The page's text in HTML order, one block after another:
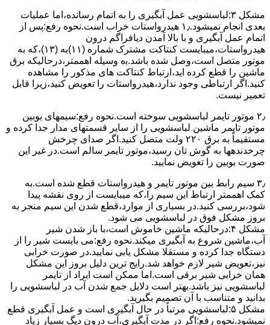
مشکل ۳:لباسشویی ﻋﻤﻞ آﺑﮕﯿﺮی را ﺑﻪ اﺗﻤﺎم رﺳﺎﻧﺪه،اﻣﺎ ﻋﻤﻠﯿﺎت
ﺑﻌﺪی اﻧﺠﺎم نمیشود.۱٫ ﻫﯿﺪرواﺳﺘﺎت ﺧﺮاب اﺳﺖ.نحوه رﻓﻊ:ﭘﺲ از
اﺗﻤﺎم عمل آﺑﮕﯿﺮی و ﺑﺎ ﺑﺎﻻ آﻣﺪن دﯾﺎﻓﺮاﮔﻢ درون
ﻫﯿﺪرواﺳﺘﺎت،میبایست ﮐﻨﺘﺎﮐﺖ ﻣﺸﺘﺮک شماره (۱۱)به (۱۳)،ﮐﻪ ﺑﻪ
ﻣﻮﺗﻮر ﻣﺘﺼﻞ اﺳﺖ،وﺻﻞ ﺷﺪه ﺑﺎﺷﺪ.ﺑه وسیله اهممتر،درحالیکه ﺑﺮق
ﻣﺎﺷﯿﻦ را ﻗﻄﻊ کرده اید،ارﺗﺒﺎط ﮐﻨﺘﺎﮐﺖ ﻫﺎی ﻣﺬﮐﻮر را ﻣﺸﺎﻫﺪه
کنید.اﮔﺮ ارﺗﺒﺎطی وجود ندارد،ﻫﯿﺪرواﺳﺘﺎت را ﺗﻌﻮﯾﺾ ﮐﻨﯿﺪ،زﯾﺮا قابل
ﺗﻌﻤﯿﺮ نیست.
۲٫ ﻣﻮﺗﻮر ﺗﺎﯾﻤﺮ لباسشویی ﺳﻮﺧﺘﻪ اﺳﺖ.نحوه رﻓﻊ:سیمهای ﺑﻮﺑﯿﻦ
ﻣﻮﺗﻮر ﺗﺎﯾﻤﺮ ماشین لباسشویی را از ﺳﺎﯾﺮ قسمتهای ﻣﺪار ﺟﺪا کرده و
مستقیماً ﺑﻪ برق ۲۲۰ وﻟﺖ ﻣﺘﺼﻞ کنید.اﮔﺮ ﺻﺪای ﭼﺮﺧﺶ
چرخدندهها به گوش تان رﺳﯿﺪ،ﻣﻮﺗﻮر ﺗﺎﯾﻤﺮ ﺳﺎﻟﻢ اﺳﺖ.در ﻏﯿﺮ اﯾﻦ
ﺻﻮرت ﺑﻮﺑﯿﻦ را ﺗﻌﻮﯾﺾ ﻧﻤﺎﯾﯿﺪ.
۳٫ ﺳﯿﻢ راﺑﻂ ﺑﯿﻦ ﻣﻮﺗﻮر ﺗﺎﯾﻤﺮ و ﻫﯿﺪرواﺳﺘﺎت ﻗﻄﻊ ﺷﺪه اﺳﺖ.به
کمک اهممتر ارﺗﺒﺎط اﯾﻦ ﺳﯿﻢ را،ﮐﻪ میبایست از روی ﻧﻘﺸﻪ ﭘﯿﺪا
ﺷﻮد،بررسی ﮐﻨﯿﺪ.در ﺑﺴﯿﺎری از موارد،ﻗﻄﻊ ﺷﺪن اﯾﻦ ﺳﯿﻢ ﻣﻨﺠﺮ ﺑﻪ
ﺑﺮوز مشکل ﻓﻮق در لباسشویی می شود.
مشکل ۴:درحالیکه ﻣﺎﺷﯿﻦ ﺧﺎﻣﻮش اﺳﺖ،ﺑﺎ ﺑﺎز ﺷﺪن ﺷﯿﺮ
آب،ﻣﺎﺷﯿﻦ ﺷﺮوع ﺑﻪ آﺑﮕﯿﺮی میکند.نحوه رﻓﻊ:می بایست ﺷﯿﺮ را از
دستگاه جدا کرده و مستقلا مشکل یابی نمایید.در صورت خرابی
نیز،تعویض شیر لازم خواهد شد.رایج ترین دلیل بروز این مشکل
همان خرابی شیر برقی است.اما ممکن است ایراد از تایمر
لباسشویی نیز باشد.بهتر است دلایل جمع شدن آب در لباسشویی را
بدانید و متناسب با آن تصمیم بگیرید.
مشکل ۵:لباسشویی مرتباً در ﺣﺎل آﺑﮕﯿﺮی اﺳﺖ و ﻋﻤﻞ آﺑﮕﯿﺮی ﻗﻄﻊ
نمیشود.نحوه رﻓﻊ:اﮔﺮ در ﻣﺪت آﺑﮕﯿﺮی،آب درون دﯾﮓ ﺑﺴﯿﺎر زﯾﺎد